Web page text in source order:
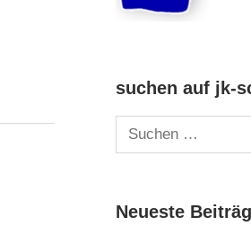
suchen auf jk-
Suchen
nach:
Neueste